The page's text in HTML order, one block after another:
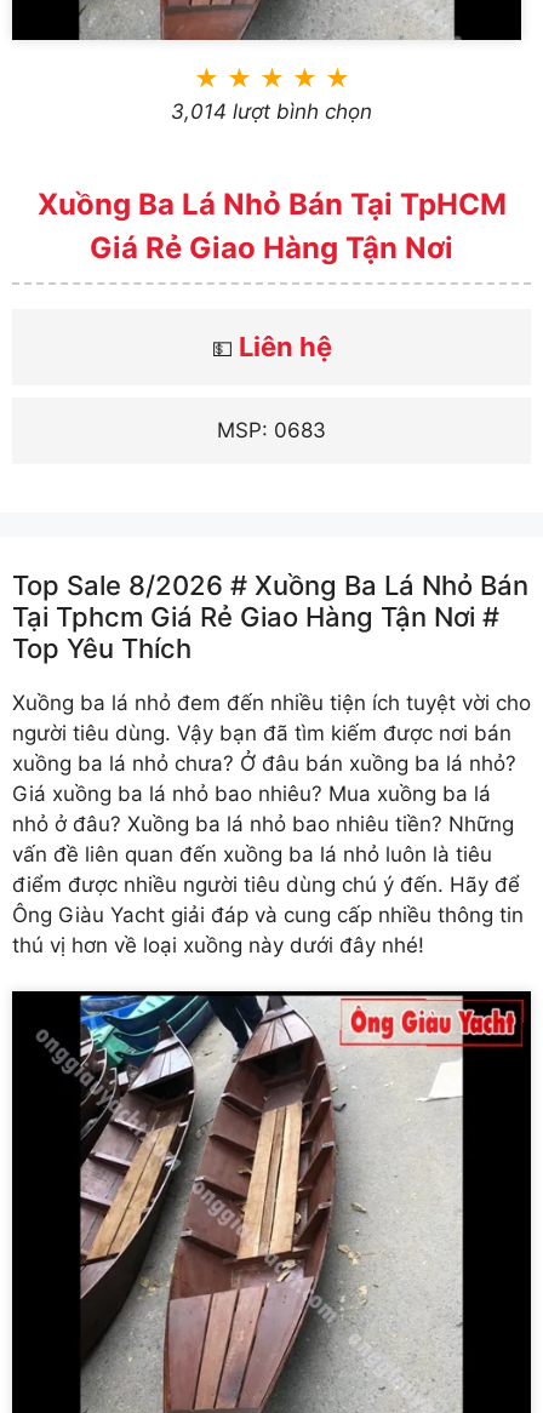
★ ★ ★ ★ ★
3,014 lượt bình chọn
Xuồng Ba Lá Nhỏ Bán Tại TpHCM
Giá Rẻ Giao Hàng Tận Nơi
💵 Liên hệ
MSP: 0683
Top Sale 8/2026 # Xuồng Ba Lá Nhỏ Bán
Tại Tphcm Giá Rẻ Giao Hàng Tận Nơi #
Top Yêu Thích
Xuồng ba lá nhỏ đem đến nhiều tiện ích tuyệt vời cho
người tiêu dùng. Vậy bạn đã tìm kiếm được nơi bán
xuồng ba lá nhỏ chưa? Ở đâu bán xuồng ba lá nhỏ?
Giá xuồng ba lá nhỏ bao nhiêu? Mua xuồng ba lá
nhỏ ở đâu? Xuồng ba lá nhỏ bao nhiêu tiền? Những
vấn đề liên quan đến xuồng ba lá nhỏ luôn là tiêu
điểm được nhiều người tiêu dùng chú ý đến. Hãy để
Ông Giàu Yacht giải đáp và cung cấp nhiều thông tin
thú vị hơn về loại xuồng này dưới đây nhé!